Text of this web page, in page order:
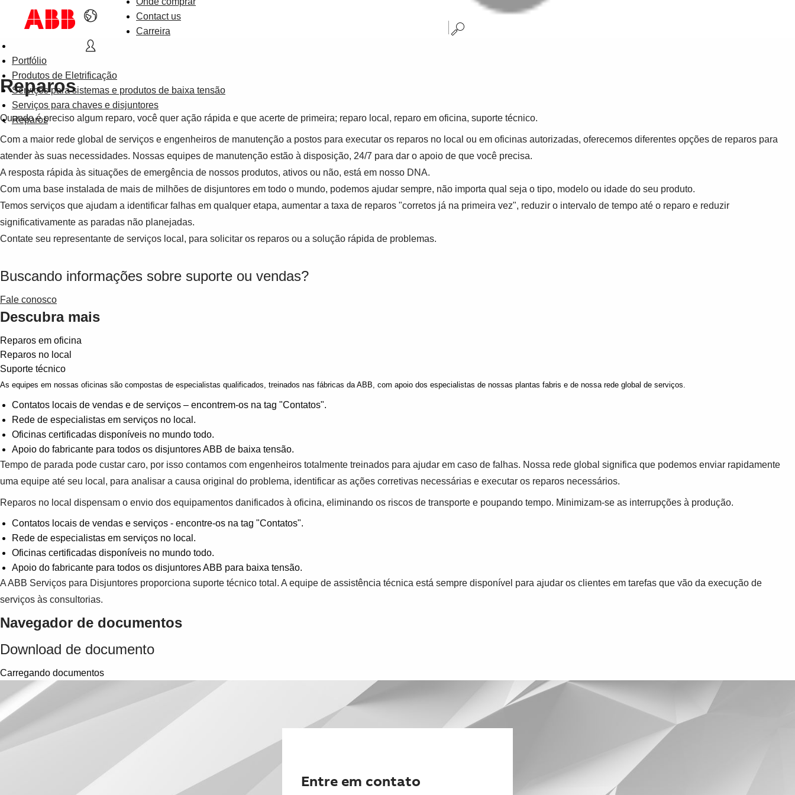
Contact us
Carreira
Portfólio
Produtos de Eletrificação
Serviços para sistemas e produtos de baixa tensão
Serviços para chaves e disjuntores
Reparos
Reparos
Quando é preciso algum reparo, você quer ação rápida e que acerte de primeira; reparo local, reparo em oficina, suporte técnico.
Com a maior rede global de serviços e engenheiros de manutenção a postos para executar os reparos no local ou em oficinas autorizadas, oferecemos diferentes opções de reparos para
atender às suas necessidades. Nossas equipes de manutenção estão à disposição, 24/7 para dar o apoio de que você precisa.
A resposta rápida às situações de emergência de nossos produtos, ativos ou não, está em nosso DNA.
Com uma base instalada de mais de milhões de disjuntores em todo o mundo, podemos ajudar sempre, não importa qual seja o tipo, modelo ou idade do seu produto.
Temos serviços que ajudam a identificar falhas em qualquer etapa, aumentar a taxa de reparos "corretos já na primeira vez", reduzir o intervalo de tempo até o reparo e reduzir
significativamente as paradas não planejadas.
Contate seu representante de serviços local, para solicitar os reparos ou a solução rápida de problemas.
Buscando informações sobre suporte ou vendas?
Fale conosco
Descubra mais
Reparos em oficina
Reparos no local
Suporte técnico
As equipes em nossas oficinas são compostas de especialistas qualificados, treinados nas fábricas da ABB, com apoio dos especialistas de nossas plantas fabris e de nossa rede global de serviços.
Contatos locais de vendas e de serviços – encontrem-os na tag "Contatos".
Rede de especialistas em serviços no local.
Oficinas certificadas disponíveis no mundo todo.
Apoio do fabricante para todos os disjuntores ABB de baixa tensão.
Tempo de parada pode custar caro, por isso contamos com engenheiros totalmente treinados para ajudar em caso de falhas. Nossa rede global significa que podemos enviar rapidamente
uma equipe até seu local, para analisar a causa original do problema, identificar as ações corretivas necessárias e executar os reparos necessários.
Reparos no local dispensam o envio dos equipamentos danificados à oficina, eliminando os riscos de transporte e poupando tempo. Minimizam-se as interrupções à produção.
Contatos locais de vendas e serviços - encontre-os na tag "Contatos".
Rede de especialistas em serviços no local.
Oficinas certificadas disponíveis no mundo todo.
Apoio do fabricante para todos os disjuntores ABB para baixa tensão.
A ABB Serviços para Disjuntores proporciona suporte técnico total. A equipe de assistência técnica está sempre disponível para ajudar os clientes em tarefas que vão da execução de
serviços às consultorias.
Navegador de documentos
Download de documento
Carregando documentos
Entre em contato